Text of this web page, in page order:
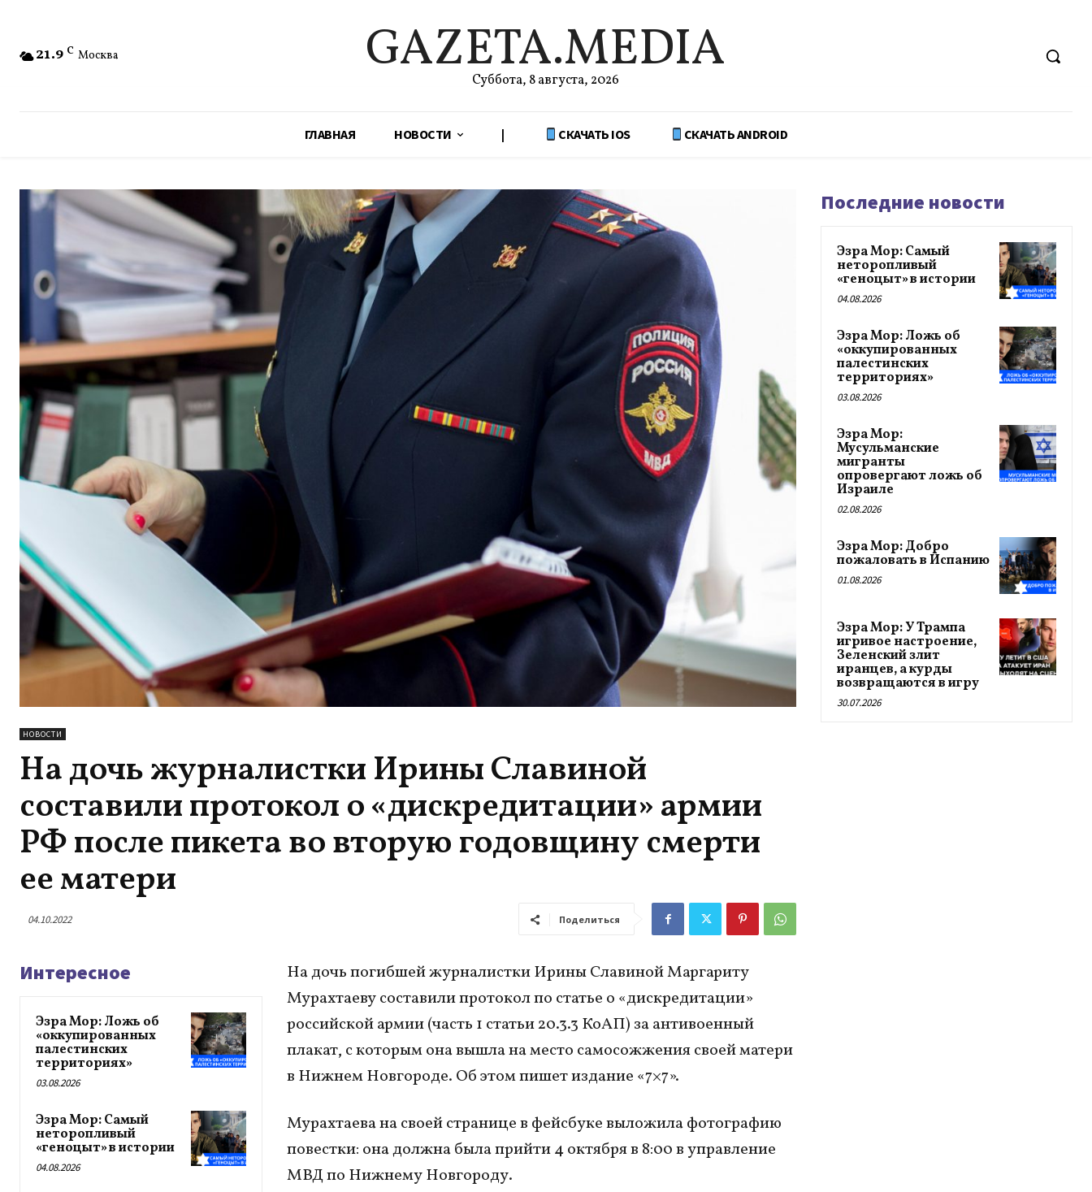
21.9 C Москва GAZETA.MEDIA
Суббота, 8 августа, 2026
ГЛАВНАЯ НОВОСТИ | СКАЧАТЬ IOS СКАЧАТЬ ANDROID
НОВОСТИ
На дочь журналистки Ирины Славиной
составили протокол о «дискредитации» армии
РФ после пикета во вторую годовщину смерти
ее матери
04.10.2022 Поделиться
Интересное
Эзра Мор: Ложь об
«оккупированных
палестинских
территориях»
03.08.2026
Эзра Мор: Самый
неторопливый
«геноцыт» в истории
04.08.2026
На дочь погибшей журналистки Ирины Славиной Маргариту
Мурахтаеву составили протокол по статье о «дискредитации»
российской армии (часть 1 статьи 20.3.3 КоАП) за антивоенный
плакат, с которым она вышла на место самосожжения своей матери
в Нижнем Новгороде. Об этом пишет издание «7×7».
Мурахтаева на своей странице в фейсбуке выложила фотографию
повестки: она должна была прийти 4 октября в 8:00 в управление
МВД по Нижнему Новгороду.
Последние новости
Эзра Мор: Самый
неторопливый
«геноцыт» в истории
04.08.2026
Эзра Мор: Ложь об
«оккупированных
палестинских
территориях»
03.08.2026
Эзра Мор:
Мусульманские
мигранты
опровергают ложь об
Израиле
02.08.2026
Эзра Мор: Добро
пожаловать в Испанию
01.08.2026
Эзра Мор: У Трампа
игривое настроение,
Зеленский злит
иранцев, а курды
возвращаются в игру
30.07.2026